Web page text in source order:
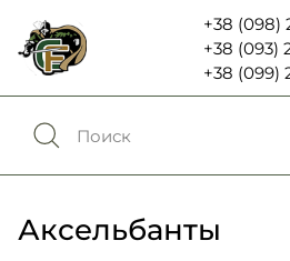
+38 (098)
+38 (093)
+38 (099)
Аксельбанты